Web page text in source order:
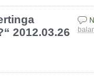
2012.03.26